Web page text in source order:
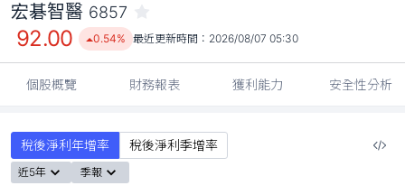
宏碁智醫 6857
92.00 0.54% 最近更新時間： 2026/08/07 05:30
個股概覽 財務報表 獲利能力 安全性分析
稅後淨利年增率 稅後淨利季增率
近5年 季報